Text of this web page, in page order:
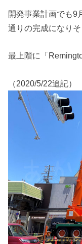
開発事業計画でも9
通りの完成になりそ
最上階に「
（2020/5/22追記）